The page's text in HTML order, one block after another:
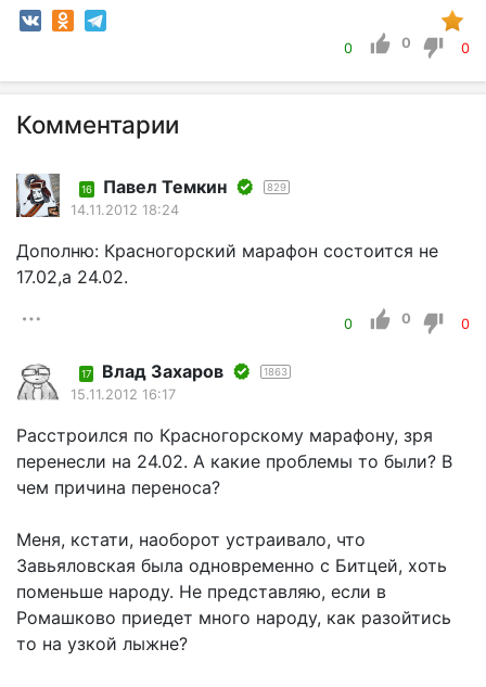
0 0 0
Комментарии
16 Павел Темкин 829
14.11.2012 18:24
Дополню: Красногорский марафон состоится не
17.02,а 24.02.
0 0 0
17 Влад Захаров 1863
15.11.2012 16:17
Расстроился по Красногорскому марафону, зря
перенесли на 24.02. А какие проблемы то были? В
чем причина переноса?
Меня, кстати, наоборот устраивало, что
Завьяловская была одновременно с Битцей, хоть
поменьше народу. Не представляю, если в
Ромашково приедет много народу, как разойтись
то на узкой лыжне?